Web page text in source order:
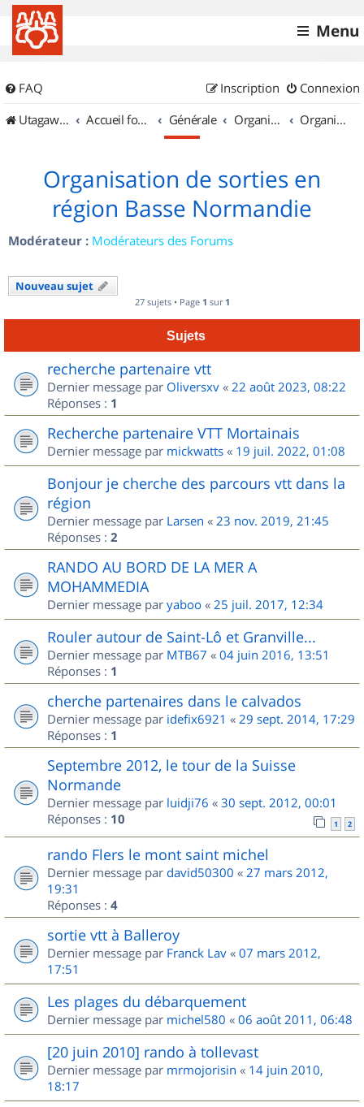
Menu
FAQ Connexion
Inscription
UtagawaVTT (Randos VTT et VTTAE avec traces GPS)
Accueil forum Générale Organisation de sorties & Recherche de partenaires Organisation de sorties en région Basse Normandie
Organisation de sorties en
région Basse Normandie
Modérateur : Modérateurs des Forums
Nouveau sujet
27 sujets • Page 1 sur 1
Sujets
recherche partenaire vtt
Dernier message par Oliversxv « 22 août 2023, 08:22
Réponses : 1
Recherche partenaire VTT Mortainais
Dernier message par mickwatts « 19 juil. 2022, 01:08
Bonjour je cherche des parcours vtt dans la
région
Dernier message par Larsen « 23 nov. 2019, 21:45
Réponses : 2
RANDO AU BORD DE LA MER A
MOHAMMEDIA
Dernier message par yaboo « 25 juil. 2017, 12:34
Rouler autour de Saint-Lô et Granville...
Dernier message par MTB67 « 04 juin 2016, 13:51
Réponses : 1
cherche partenaires dans le calvados
Dernier message par idefix6921 « 29 sept. 2014, 17:29
Réponses : 1
Septembre 2012, le tour de la Suisse
Normande
Dernier message par luidji76 « 30 sept. 2012, 00:01
Réponses : 10 1 2
rando Flers le mont saint michel
Dernier message par david50300 « 27 mars 2012,
19:31
Réponses : 4
sortie vtt à Balleroy
Dernier message par Franck Lav « 07 mars 2012,
17:51
Les plages du débarquement
Dernier message par michel580 « 06 août 2011, 06:48
[20 juin 2010] rando à tollevast
Dernier message par mrmojorisin « 14 juin 2010,
18:17